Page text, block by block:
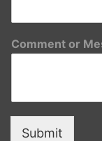
Comment or
Submit